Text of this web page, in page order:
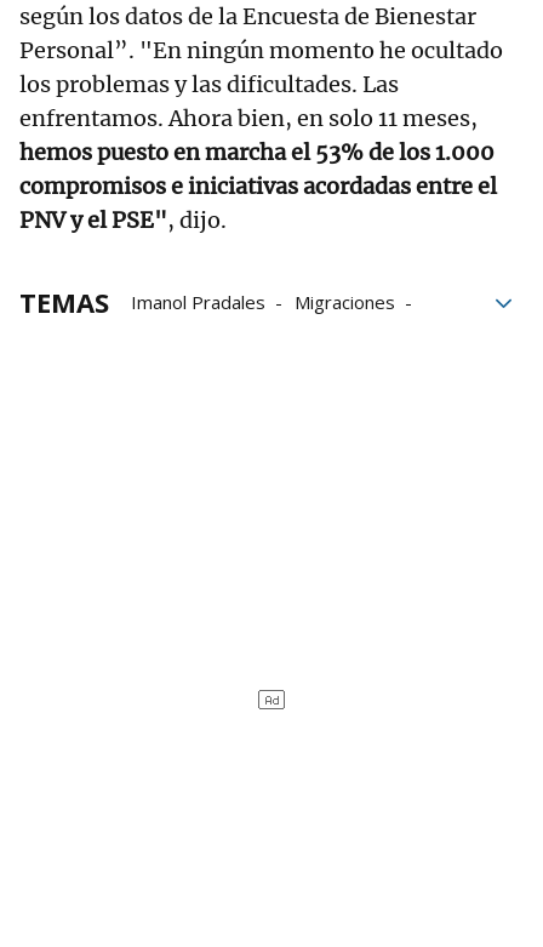
según los datos de la Encuesta de Bienestar
Personal”. "En ningún momento he ocultado
los problemas y las dificultades. Las
enfrentamos. Ahora bien, en solo 11 meses,
hemos puesto en marcha el 53% de los 1.000
compromisos e iniciativas acordadas entre el
PNV y el PSE", dijo.
TEMAS Imanol Pradales
Migraciones